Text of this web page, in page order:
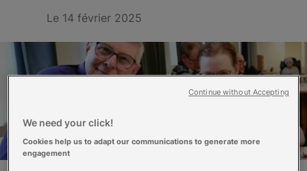
Le 14 février 2025
We need your click!
Cookies help us to adapt our communications to generate more
engagement
Continue without Accepting